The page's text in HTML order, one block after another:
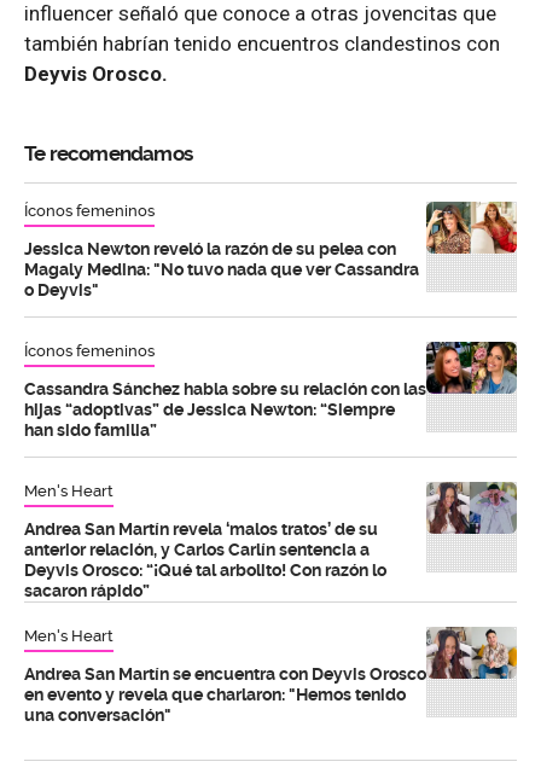
influencer señaló que conoce a otras jovencitas que
también habrían tenido encuentros clandestinos con
Deyvis Orosco.
Te recomendamos
Íconos femeninos
Jessica Newton reveló la razón de su pelea con
Magaly Medina: "No tuvo nada que ver Cassandra
o Deyvis"
Íconos femeninos
Cassandra Sánchez habla sobre su relación con las
hijas “adoptivas” de Jessica Newton: “Siempre
han sido familia”
Men's Heart
Andrea San Martín revela ‘malos tratos’ de su
anterior relación, y Carlos Carlín sentencia a
Deyvis Orosco: “¡Qué tal arbolito! Con razón lo
sacaron rápido”
Men's Heart
Andrea San Martín se encuentra con Deyvis Orosco
en evento y revela que charlaron: "Hemos tenido
una conversación"